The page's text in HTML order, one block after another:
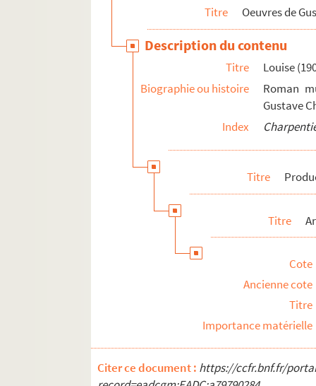
Réflexions sur la musique
Mémoires
Discours, articles, interviews
Textes relatifs à Gustave Charpentier
Biographie
Titre Oeuvres de
Description du contenu
Titre
Louise
Biographie ou histoire
Roman
Gustave
Index
Titre
Titre
Cote
Ancienne cote
Titre
Importance matérielle
Citer ce document : https://ccfr.bnf.fr/